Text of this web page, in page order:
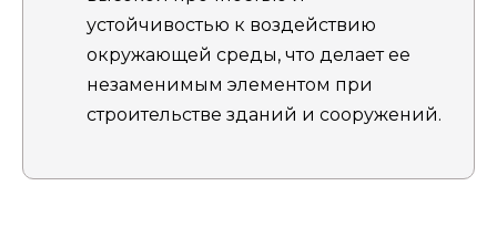
устойчивостью к воздействию
окружающей среды, что делает ее
незаменимым элементом при
строительстве зданий и сооружений.